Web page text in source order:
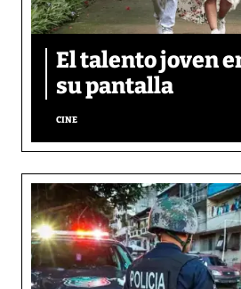
El talento joven
su pantalla​
CINE